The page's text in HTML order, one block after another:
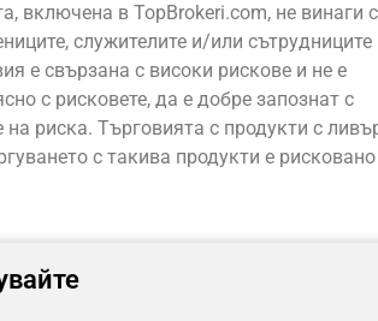
включена в TopBrokeri.com, не винаги
служителите и/или сътрудниците
е свързана с високи рискове и не е
с рисковете, да е добре запознат с
риска. Търговията с продукти с
с такива продукти е